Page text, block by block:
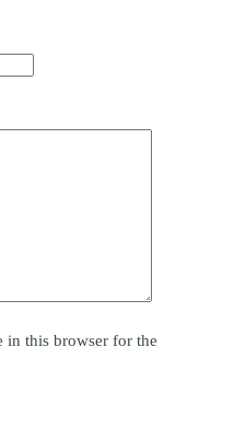
in this browser for the